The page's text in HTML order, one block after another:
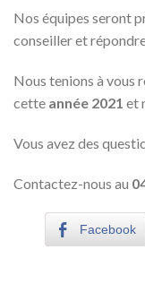
Nos équipes seront
conseiller et
Nous tenions à
cette année 2021 et
Vous avez des
Contactez-nous au
Facebook